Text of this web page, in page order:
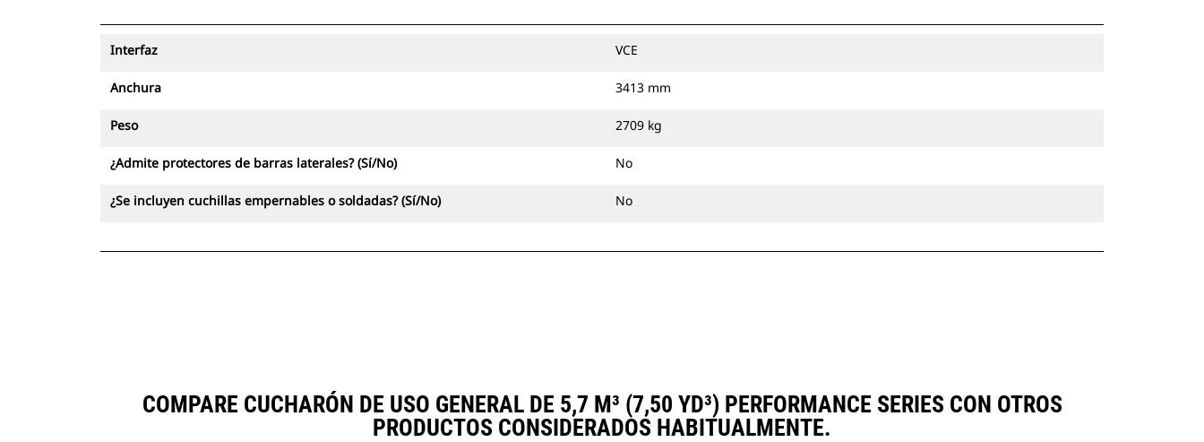
Interfaz VCE
Anchura 3413 mm
Peso 2709 kg
¿Admite protectores de barras laterales? (Sí/No) No
¿Se incluyen cuchillas empernables o soldadas? (Sí/No) No
COMPARE CUCHARÓN DE USO GENERAL DE 5,7 M³ (7,50 YD³) PERFORMANCE SERIES CON OTROS
PRODUCTOS CONSIDERADOS HABITUALMENTE.